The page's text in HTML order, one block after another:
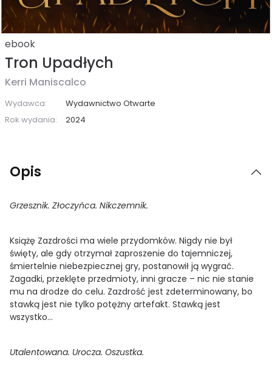
ebook
Tron Upadłych
Kerri Maniscalco
Wydawca:
Wydawnictwo Otwarte
Rok wydania:
2024
Opis
Grzesznik. Złoczyńca. Nikczemnik.
Książę Zazdrości ma wiele przydomków. Nigdy nie był
święty, ale gdy otrzymał zaproszenie do tajemniczej,
śmiertelnie niebezpiecznej gry, postanowił ją wygrać.
Zagadki, przeklęte przedmioty, inni gracze – nic nie stanie
mu na drodze do celu. Zazdrość jest zdeterminowany, bo
stawką jest nie tylko potężny artefakt. Stawką jest
wszystko…
Utalentowana. Urocza. Oszustka.